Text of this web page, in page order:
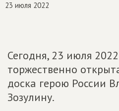
23 июля 2022
Сегодня, 23 июля
торжественно
доска герою России
Зозулину.